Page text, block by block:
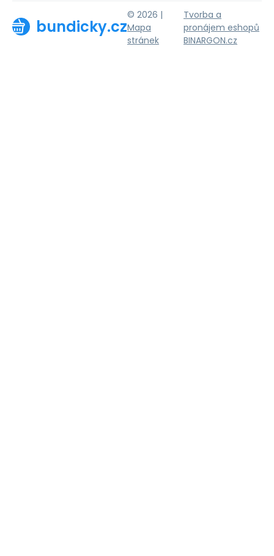
bundicky.cz
© 2026 |
Mapa
stránek
Tvorba a
pronájem eshopů
BINARGON.cz